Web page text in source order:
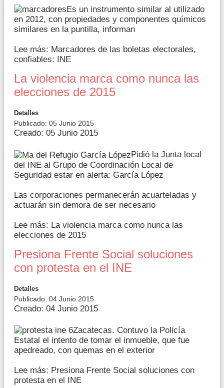
Es un instrumento similar al utilizado
en 2012, con propiedades y componentes químicos
similares en la puntilla, informan
Lee más: Marcadores de las boletas electorales,
confiables: INE
La violencia marca como nunca las
elecciones de 2015
Detalles
Publicado: 05 Junio 2015
Creado: 05 Junio 2015
Pidió la Junta local
del INE al Grupo de Coordinación Local de
Seguridad estar en alerta: García López
Las corporaciones permanecerán acuarteladas y
actuarán sin demora de ser necesario
Lee más: La violencia marca como nunca las
elecciones de 2015
Presiona Frente Social soluciones
con protesta en el INE
Detalles
Publicado: 04 Junio 2015
Creado: 04 Junio 2015
Zacatecas. Contuvo la Policía
Estatal el intento de tomar el inmueble, que fue
apedreado, con quemas en el exterior
Lee más: Presiona Frente Social soluciones con
protesta en el INE